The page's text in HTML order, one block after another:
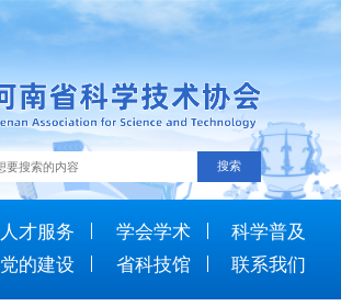
人才服务 学会学术
科学普及
党的建设 省科技馆 联系我们